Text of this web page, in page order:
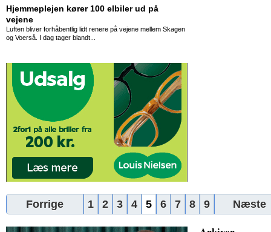
Hjemmeplejen kører 100 elbiler ud på
vejene
Luften bliver forhåbentlig lidt renere på vejene mellem Skagen
og Voerså. I dag tager blandt...
Forrige 1 2 3 4 5 6 7 8 9 Næste